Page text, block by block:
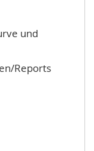
und
Reports